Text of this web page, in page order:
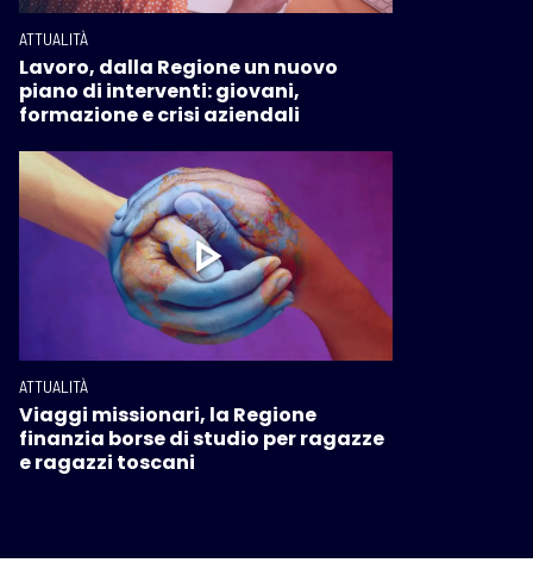
ATTUALITÀ
Lavoro, dalla Regione un nuovo
piano di interventi: giovani,
formazione e crisi aziendali
ATTUALITÀ
Viaggi missionari, la Regione
finanzia borse di studio per ragazze
e ragazzi toscani